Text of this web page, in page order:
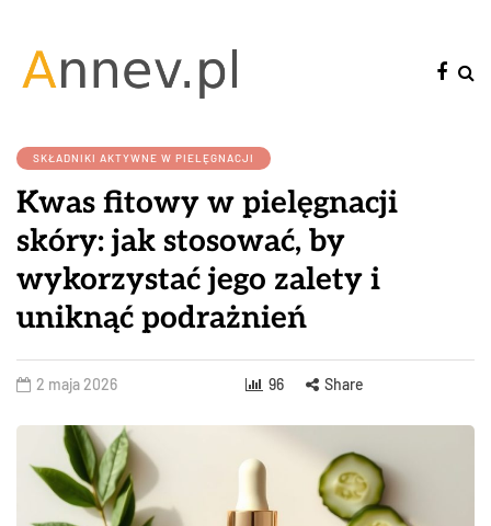
SKŁADNIKI AKTYWNE W PIELĘGNACJI
Kwas fitowy w pielęgnacji
skóry: jak stosować, by
wykorzystać jego zalety i
uniknąć podrażnień
2 maja 2026 96 Share